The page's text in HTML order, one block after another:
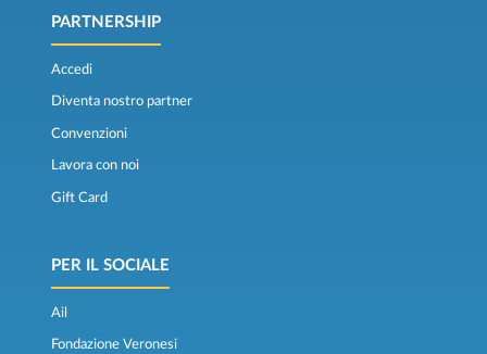
PARTNERSHIP
Accedi
Diventa nostro partner
Convenzioni
Lavora con noi
Gift Card
PER IL SOCIALE
Ail
Fondazione Veronesi